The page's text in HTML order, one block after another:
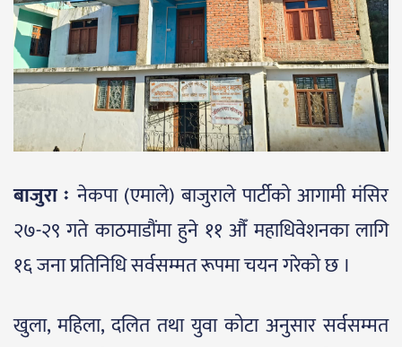
बाजुरा ःनेकपा (एमाले) बाजुराले पार्टीको आगामी मंसिर
२७-२९ गते काठमाडौंमा हुने ११ औँ महाधिवेशनका लागि
१६ जना प्रतिनिधि सर्वसम्मत रूपमा चयन गरेको छ ।
खुला, महिला, दलित तथा युवा कोटा अनुसार सर्वसम्मत